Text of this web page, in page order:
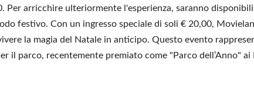
Per arricchire ulteriormente l'esperienza, saranno
festivo. Con un ingresso speciale di soli € 20,00,
la magia del Natale in anticipo. Questo evento
il parco, recentemente premiato come "Parco dell’Anno" ai